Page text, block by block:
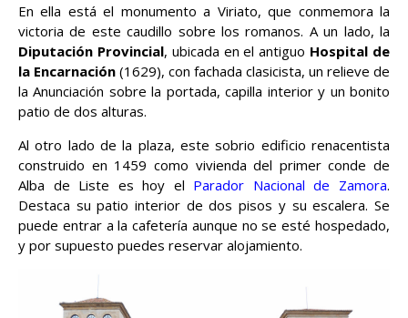
En ella está el monumento a Viriato, que conmemora la
victoria de este caudillo sobre los romanos. A un lado, la
Diputación Provincial, ubicada en el antiguo Hospital de
la Encarnación (1629), con fachada clasicista, un relieve de
la Anunciación sobre la portada, capilla interior y un bonito
patio de dos alturas.
Al otro lado de la plaza, este sobrio edificio renacentista
construido en 1459 como vivienda del primer conde de
Alba de Liste es hoy el Parador Nacional de Zamora.
Destaca su patio interior de dos pisos y su escalera. Se
puede entrar a la cafetería aunque no se esté hospedado,
y por supuesto puedes reservar alojamiento.